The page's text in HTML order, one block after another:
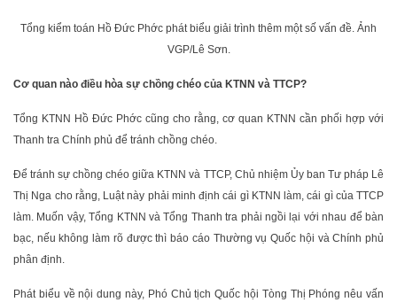
Tổng kiểm toán Hồ Đức Phớc phát biểu giải trình thêm một số vấn đề. Ảnh
VGP/Lê Sơn.
Cơ quan nào điều hòa sự chồng chéo của KTNN và TTCP?
Tổng KTNN Hồ Đức Phớc cũng cho rằng, cơ quan KTNN cần phối hợp với
Thanh tra Chính phủ để tránh chồng chéo.
Để tránh sự chồng chéo giữa KTNN và TTCP, Chủ nhiệm Ủy ban Tư pháp Lê
Thị Nga cho rằng, Luật này phải minh định cái gì KTNN làm, cái gì của TTCP
làm. Muốn vậy, Tổng KTNN và Tổng Thanh tra phải ngồi lại với nhau để bàn
bạc, nếu không làm rõ được thì báo cáo Thường vụ Quốc hội và Chính phủ
phân định.
Phát biểu về nội dung này, Phó Chủ tịch Quốc hội Tòng Thị Phóng nêu vấn